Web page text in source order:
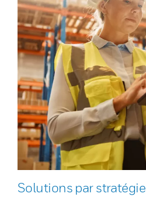
Solutions par stratégie